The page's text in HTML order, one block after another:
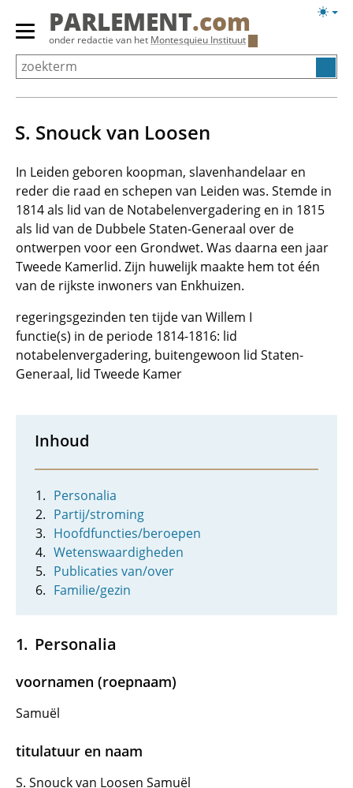
Overslaan
Primair
menu
tonen/verbergen
PARLEMENT.com
onder redactie van het Montesquieu Instituut
S. Snouck van Loosen
In Leiden geboren koopman, slavenhandelaar en
reder die raad en schepen van Leiden was. Stemde in
1814 als lid van de Notabelenvergadering en in 1815
als lid van de Dubbele Staten-Generaal over de
ontwerpen voor een Grondwet. Was daarna een jaar
Tweede Kamerlid. Zijn huwelijk maakte hem tot één
van de rijkste inwoners van Enkhuizen.
regeringsgezinden ten tijde van Willem I
functie(s) in de periode 1814-1816: lid
notabelenvergadering, buitengewoon lid Staten-
Generaal, lid Tweede Kamer
Inhoud
Personalia
Partij/stroming
Hoofdfuncties/beroepen
Wetenswaardigheden
Publicaties van/over
Familie/gezin
Personalia
voornamen (roepnaam)
Samuël
titulatuur en naam
S. Snouck van Loosen Samuël